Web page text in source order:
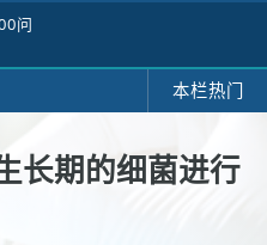
问
本栏热门
长期的细菌进行